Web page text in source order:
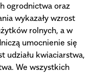
ogrodnictwa oraz
wykazały wzrost
rolnych, a w
umocnienie się
udziału kwiaciarstwa,
We wszystkich